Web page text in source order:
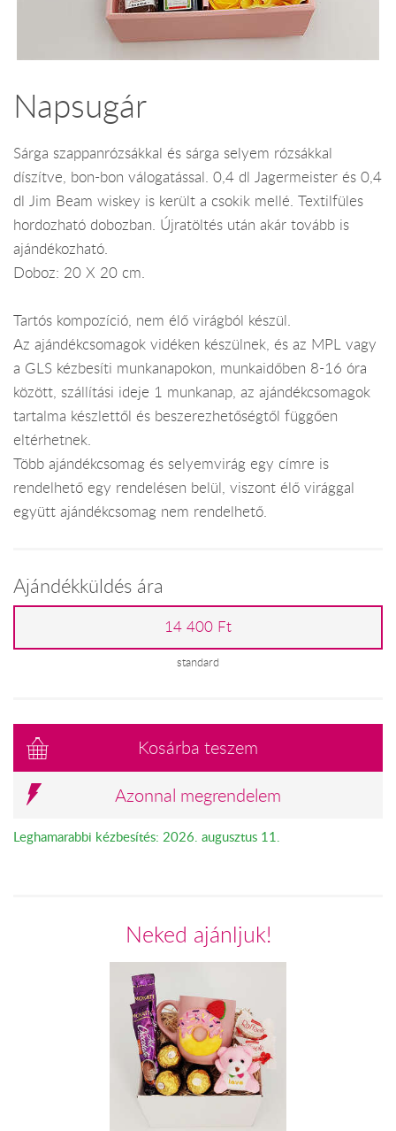
Napsugár
Sárga szappanrózsákkal és sárga selyem rózsákkal
díszítve, bon-bon válogatással. 0,4 dl Jagermeister és 0,4
dl Jim Beam wiskey is került a csokik mellé. Textilfüles
hordozható dobozban. Újratöltés után akár tovább is
ajándékozható.
Doboz: 20 X 20 cm.
Tartós kompozíció, nem élő virágból készül.
Az ajándékcsomagok vidéken készülnek, és az MPL vagy
a GLS kézbesíti munkanapokon, munkaidőben 8-16 óra
között, szállítási ideje 1 munkanap, az ajándékcsomagok
tartalma készlettől és beszerezhetőségtől függően
eltérhetnek.
Több ajándékcsomag és selyemvirág egy címre is
rendelhető egy rendelésen belül, viszont élő virággal
együtt ajándékcsomag nem rendelhető.
Ajándékküldés ára
14 400 Ft
standard
Kosárba teszem
Azonnal megrendelem
Leghamarabbi kézbesítés: 2026. augusztus 11.
Neked ajánljuk!